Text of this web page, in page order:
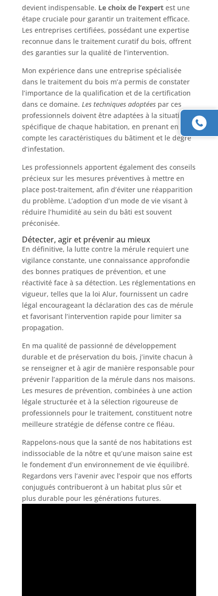
devient indispensable. Le choix de l’expertest une
étape cruciale pour garantir un traitement efficace.
Les entreprises certifiées, possédant une expertise
reconnue dans le traitement curatif du bois, offrent
des garanties sur la qualité de l’intervention.
Mon expérience dans une entreprise spécialisée
dans le traitement du bois m’a permis de constater
l’importance de la qualification et de la certification
dans ce domaine. Les techniques adoptéespar ces
professionnels doivent être adaptées à la situation
spécifique de chaque habitation, en prenant en
compte les caractéristiques du bâtiment et le degré
d’infestation.
Les professionnels apportent également des conseils
précieux sur les mesures préventives à mettre en
place post-traitement, afin d’éviter une réapparition
du problème. L’adoption d’un mode de vie visant à
réduire l’humidité au sein du bâti est souvent
préconisée.
Détecter, agir et prévenir au mieux
En définitive, la lutte contre la mérule requiert une
vigilance constante, une connaissance approfondie
des bonnes pratiques de prévention, et une
réactivité face à sa détection. Les réglementations en
vigueur, telles que la loi Alur, fournissent un cadre
légal encourageant la déclaration des cas de mérule
et favorisant l’intervention rapide pour limiter sa
propagation.
En ma qualité de passionné de développement
durable et de préservation du bois, j’invite chacun à
se renseigner et à agir de manière responsable pour
prévenir l’apparition de la mérule dans nos maisons.
Les mesures de prévention, combinées à une action
légale structurée et à la sélection rigoureuse de
professionnels pour le traitement, constituent notre
meilleure stratégie de défense contre ce fléau.
Rappelons-nous que la santé de nos habitations est
indissociable de la nôtre et qu’une maison saine est
le fondement d’un environnement de vie équilibré.
Regardons vers l’avenir avec l’espoir que nos efforts
conjugués contribueront à un habitat plus sûr et
plus durable pour les générations futures.